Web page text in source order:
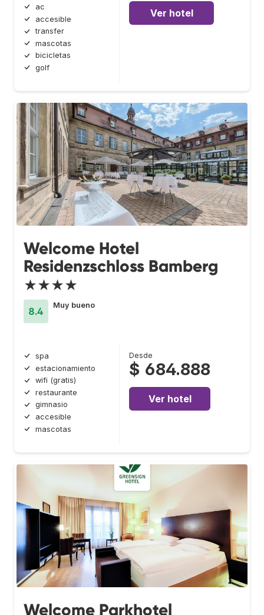
ac
accesible
transfer
mascotas
bicicletas
golf
Ver hotel
Welcome Hotel
Residenzschloss Bamberg
★★★★
8.4
Muy bueno
spa
estacionamiento
wifi (gratis)
restaurante
gimnasio
accesible
mascotas
Desde
$ 684.888
Ver hotel
Welcome Parkhotel